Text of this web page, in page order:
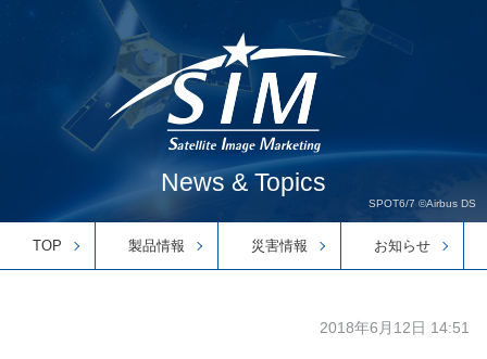
News & Topics
SPOT6/7 ©Airbus DS
TOP 製品情報 災害情報 お知らせ
2018年6月12日 14:51